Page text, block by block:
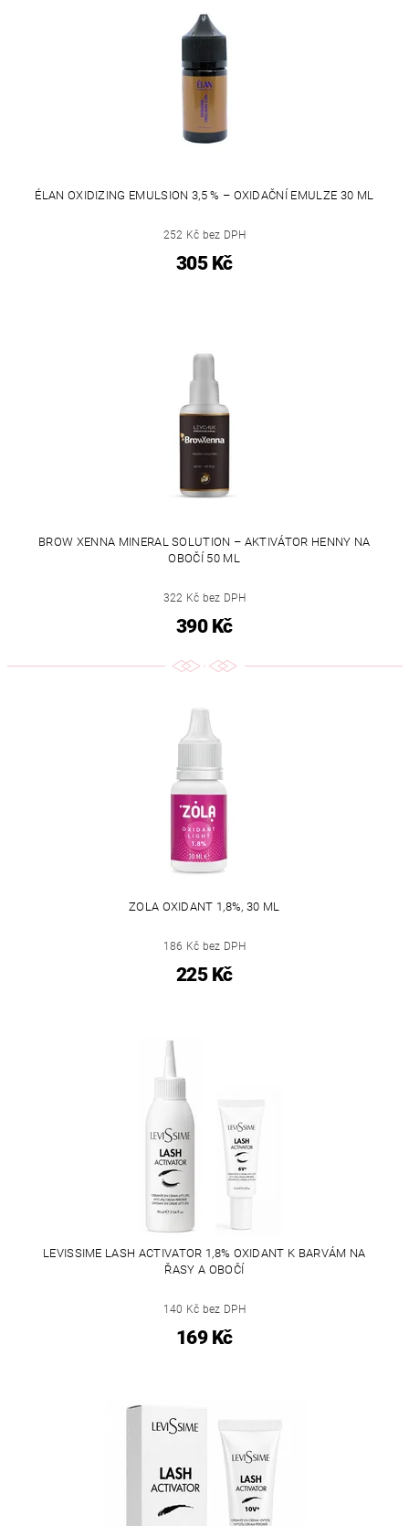
ÉLAN OXIDIZING EMULSION 3,5 % – OXIDAČNÍ EMULZE 30 ML
252 Kč bez DPH
305 Kč
BROW XENNA MINERAL SOLUTION – AKTIVÁTOR HENNY NA
OBOČÍ 50 ML
322 Kč bez DPH
390 Kč
ZOLA OXIDANT 1,8%, 30 ML
186 Kč bez DPH
225 Kč
LEVISSIME LASH ACTIVATOR 1,8% OXIDANT K BARVÁM NA
ŘASY A OBOČÍ
140 Kč bez DPH
169 Kč